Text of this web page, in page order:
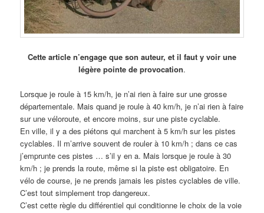
Cette article n’engage que son auteur, et il faut y voir une
légère pointe de provocation.
Lorsque je roule à 15 km/h, je n’ai rien à faire sur une grosse
départementale. Mais quand je roule à 40 km/h, je n’ai rien à faire
sur une véloroute, et encore moins, sur une piste cyclable.
En ville, il y a des piétons qui marchent à 5 km/h sur les pistes
cyclables. Il m’arrive souvent de rouler à 10 km/h ; dans ce cas
j’emprunte ces pistes … s’il y en a. Mais lorsque je roule à 30
km/h ; je prends la route, même si la piste est obligatoire. En
vélo de course, je ne prends jamais les pistes cyclables de ville.
C’est tout simplement trop dangereux.
C’est cette règle du différentiel qui conditionne le choix de la voie